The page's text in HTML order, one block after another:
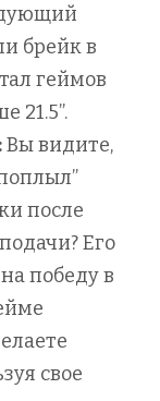
брейк в
геймов
21.5”.
Вы видите,
после
Его
победу в
свое